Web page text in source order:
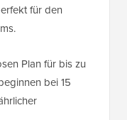
für den
Plan für bis zu
bei 15